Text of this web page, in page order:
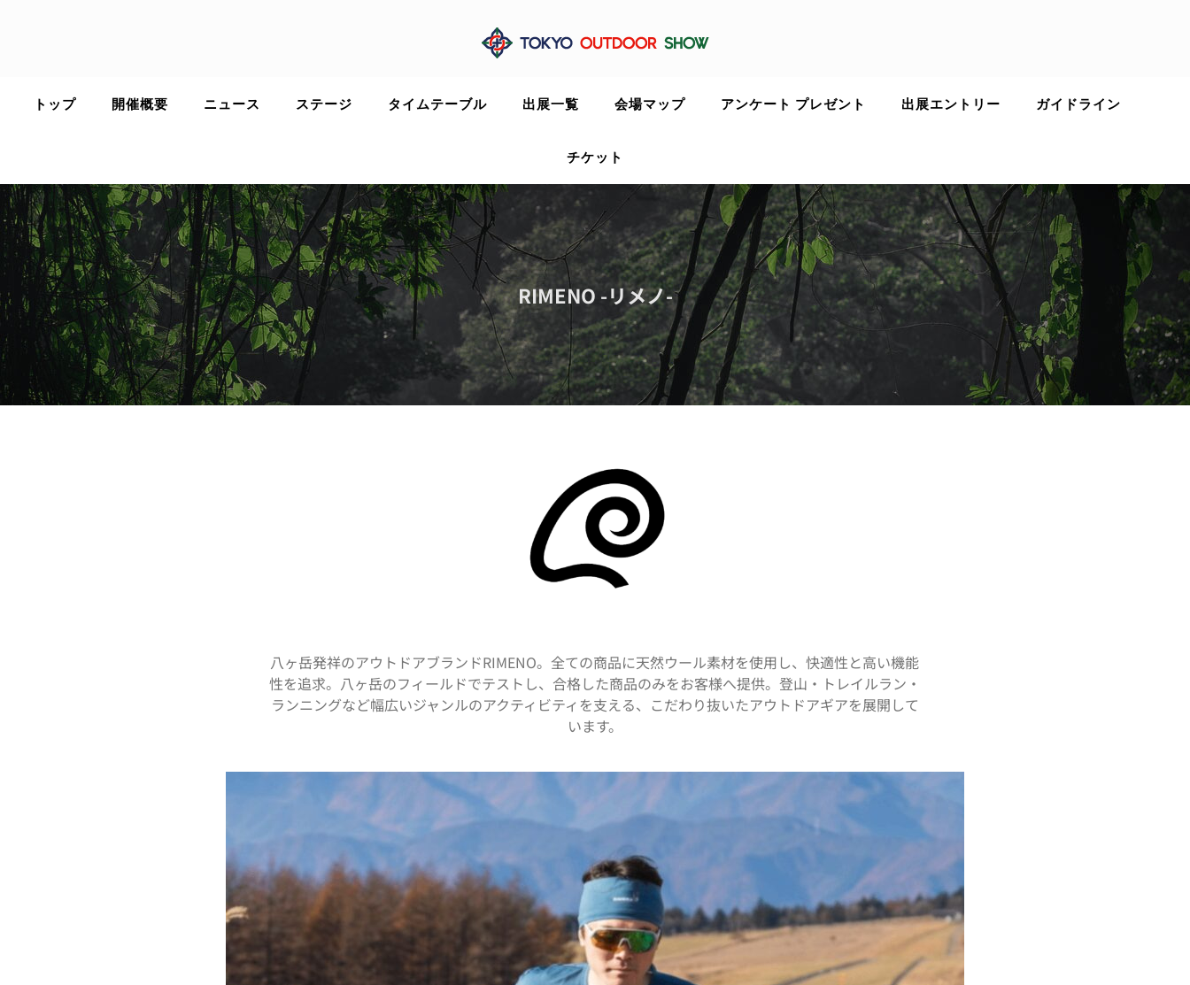
トップ 開催概要 ニュース ステージ タイムテーブル 出展一覧 会場マップ アンケート プレゼント 出展エントリー ガイドライン
チケット
RIMENO -リメノ-
八ヶ岳発祥のアウトドアブランドRIMENO。全ての商品に天然ウール素材を使用し、快適性と高い機能
性を追求。八ヶ岳のフィールドでテストし、合格した商品のみをお客様へ提供。登山・トレイルラン・
ランニングなど幅広いジャンルのアクティビティを支える、こだわり抜いたアウトドアギアを展開して
います。